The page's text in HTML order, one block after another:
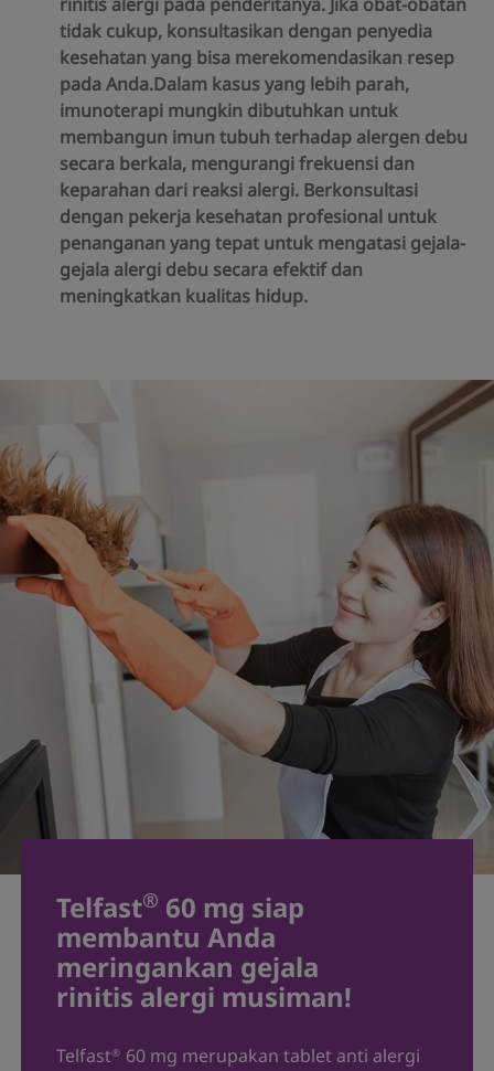
tidak cukup, konsultasikan dengan penyedia
kesehatan yang bisa merekomendasikan resep
pada Anda.Dalam kasus yang lebih parah,
imunoterapi mungkin dibutuhkan untuk
membangun imun tubuh terhadap alergen debu
secara berkala, mengurangi frekuensi dan
keparahan dari reaksi alergi. Berkonsultasi
dengan pekerja kesehatan profesional untuk
penanganan yang tepat untuk mengatasi gejala-
gejala alergi debu secara efektif dan
meningkatkan kualitas hidup.
Telfast® 60 mg siap
membantu Anda
meringankan gejala
rinitis alergi musiman!
Telfast® 60 mg merupakan tablet anti alergi